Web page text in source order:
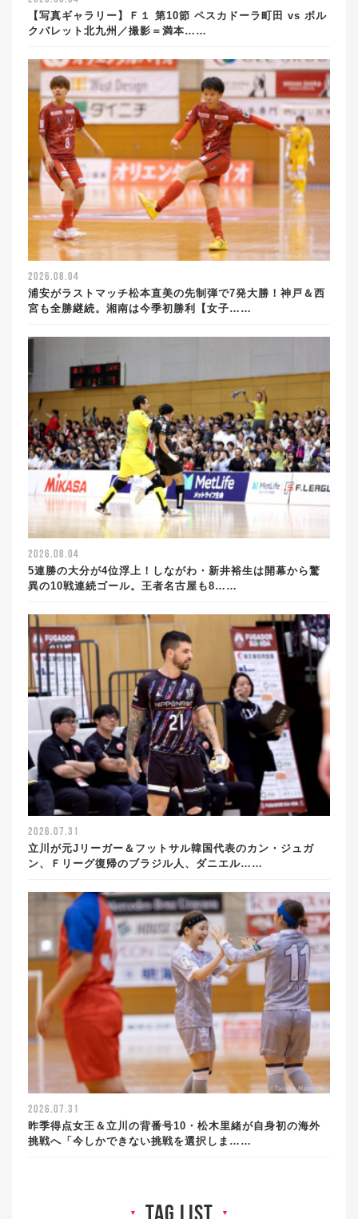
【写真ギャラリー】Ｆ１ 第10節 ペスカドーラ町田 vs ボル
クバレット北九州／撮影＝満本……
2026.08.04
浦安がラストマッチ松本直美の先制弾で7発大勝！神戸＆西
宮も全勝継続。湘南は今季初勝利【女子……
2026.08.04
5連勝の大分が4位浮上！しながわ・新井裕生は開幕から驚
異の10戦連続ゴール。王者名古屋も8……
2026.07.31
立川が元Jリーガー＆フットサル韓国代表のカン・ジュガ
ン、Ｆリーグ復帰のブラジル人、ダニエル……
2026.07.31
昨季得点女王＆立川の背番号10・松木里緒が自身初の海外
挑戦へ「今しかできない挑戦を選択しま……
▼ ▼